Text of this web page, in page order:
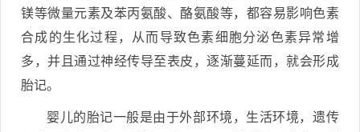
镁等微量元素及苯丙氨酸、酪氨酸等，都容易影响色素
合成的生化过程，从而导致色素细胞分泌色素异常增
多，并且通过神经传导至表皮，逐渐蔓延而，就会形成
胎记。
婴儿的胎记一般是由于外部环境，生活环境，遗传